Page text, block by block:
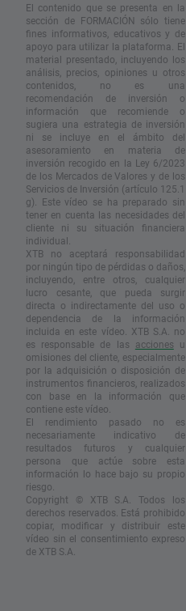
El contenido que se presenta en la
sección de FORMACIÓN sólo tiene
fines informativos, educativos y de
apoyo para utilizar la plataforma. El
material presentado, incluyendo los
análisis, precios, opiniones u otros
contenidos, no es una
recomendación de inversión o
información que recomiende o
sugiera una estrategia de inversión
ni se incluye en el ámbito del
asesoramiento en materia de
inversión recogido en la Ley 6/2023
de los Mercados de Valores y de los
Servicios de Inversión (artículo 125.1
g). Este vídeo se ha preparado sin
tener en cuenta las necesidades del
cliente ni su situación financiera
individual.
XTB no aceptará responsabilidad
por ningún tipo de pérdidas o daños,
incluyendo, entre otros, cualquier
lucro cesante, que pueda surgir
directa o indirectamente del uso o
dependencia de la información
incluida en este vídeo. XTB S.A. no
es responsable de las acciones u
omisiones del cliente, especialmente
por la adquisición o disposición de
instrumentos financieros, realizados
con base en la información que
contiene este vídeo.
El rendimiento pasado no es
necesariamente indicativo de
resultados futuros y cualquier
persona que actúe sobre esta
información lo hace bajo su propio
riesgo.
Copyright © XTB S.A. Todos los
derechos reservados. Está prohibido
copiar, modificar y distribuir este
vídeo sin el consentimiento expreso
de XTB S.A.